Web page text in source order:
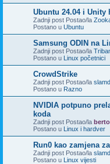
Ubuntu 24.04 i Unity
Zadnji post Postao/la
Postano u Ubuntu
Samsung ODIN na
Zadnji post Postao/la
Postano u Linux početnici
CrowdStrike
Zadnji post Postao/la
Postano u Razno
NVIDIA potpuno
koda
Zadnji post Postao/la
Postano u Linux i hardver
Run0 kao zamjena
Zadnji post Postao/la
Postano u Linux vijesti